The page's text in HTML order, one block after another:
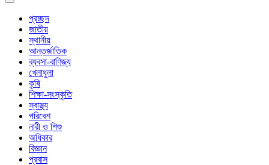
Toggle
navigation
প্রচ্ছদ
জাতীয়
স্থানীয়
আন্তর্জাতিক
ব্যবসা-বাণিজ্য
খেলাধুলা
কৃষি
শিক্ষা-সংস্কৃতি
স্বাস্থ্য
পরিবেশ
নারী ও শিশু
অধিকার
বিজ্ঞান
প্রবাস